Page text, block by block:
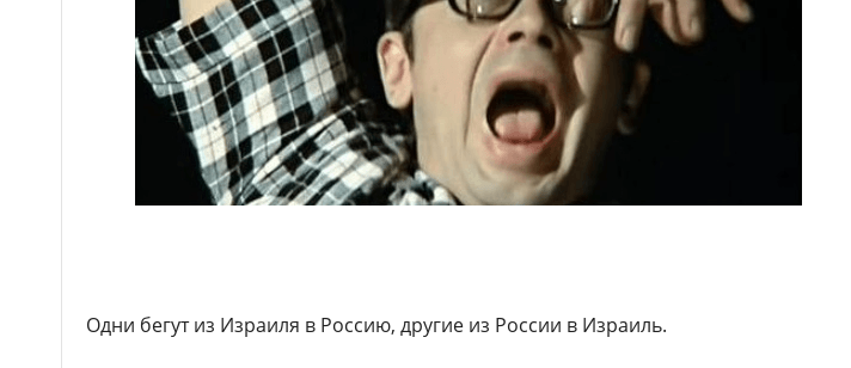
Одни бегут из Израиля в Россию, другие из России в Израиль.